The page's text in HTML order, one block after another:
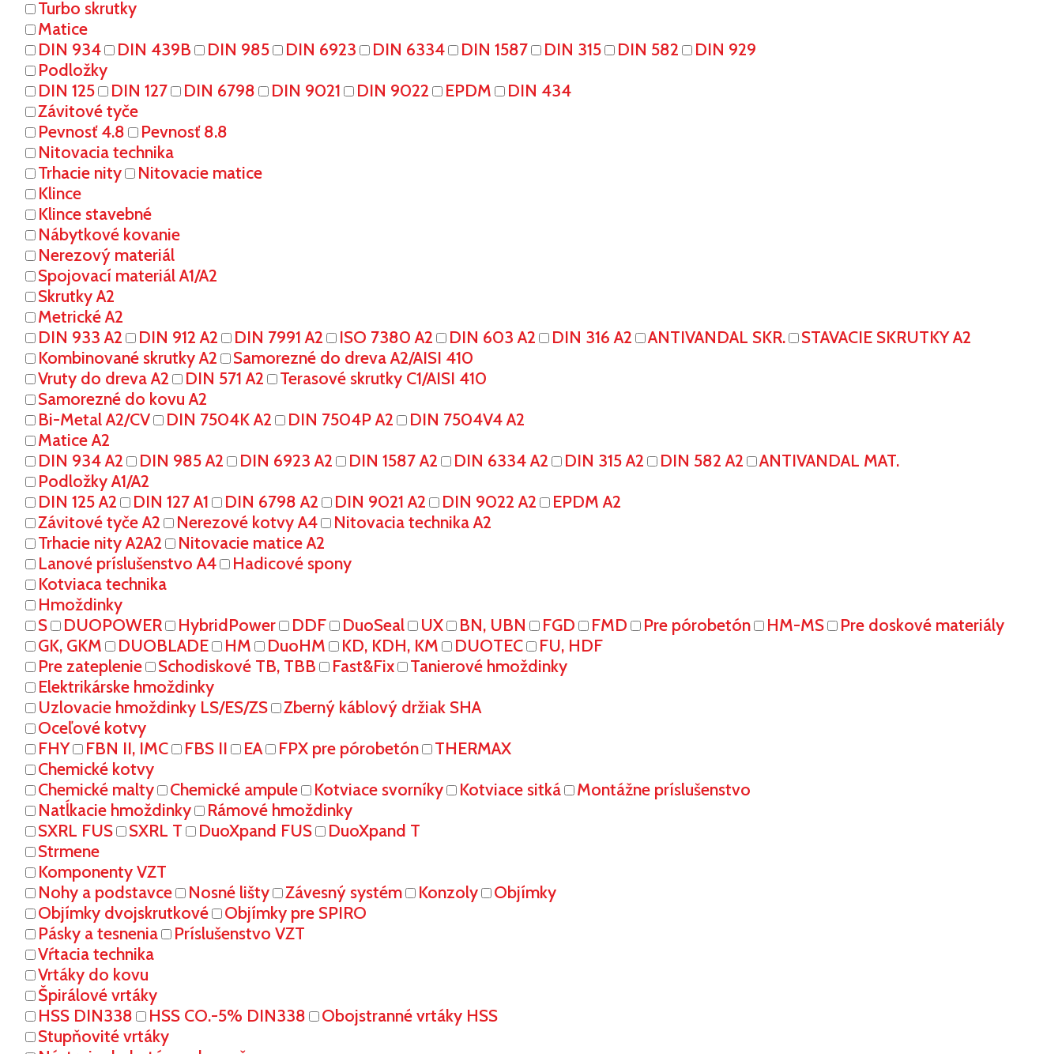
Turbo skrutky
Matice
DIN 934
DIN 439B DIN 985 DIN 6923 DIN 6334 DIN 1587 DIN 315 DIN 582
DIN 929
Podložky
DIN 125
DIN 127 DIN 6798 DIN 9021 DIN 9022 EPDM
DIN 434
Závitové tyče
Pevnosť 4.8
Pevnosť 8.8
Nitovacia technika
Trhacie nity
Nitovacie matice
Klince
Klince stavebné
Nábytkové kovanie
Nerezový materiál
Spojovací materiál A1/A2
Skrutky A2
Metrické A2
DIN 933 A2
DIN 912 A2 DIN 7991 A2 ISO 7380 A2 DIN 603 A2 DIN 316 A2 ANTIVANDAL SKR.
STAVACIE SKRUTKY A2
Kombinované skrutky A2
Samorezné do dreva A2/AISI 410
Vruty do dreva A2
DIN 571 A2
Terasové skrutky C1/AISI 410
Samorezné do kovu A2
Bi-Metal A2/CV
DIN 7504K A2 DIN 7504P A2
DIN 7504V4 A2
Matice A2
DIN 934 A2
DIN 985 A2 DIN 6923 A2 DIN 1587 A2 DIN 6334 A2 DIN 315 A2 DIN 582 A2
ANTIVANDAL MAT.
Podložky A1/A2
DIN 125 A2
DIN 127 A1 DIN 6798 A2 DIN 9021 A2 DIN 9022 A2
EPDM A2
Závitové tyče A2
Nerezové kotvy A4
Nitovacia technika A2
Trhacie nity A2A2
Nitovacie matice A2
Lanové príslušenstvo A4
Hadicové spony
Kotviaca technika
Hmoždinky
S
DUOPOWER HybridPower DDF DuoSeal UX BN, UBN FGD FMD Pre pórobetón HM-MS
Pre doskové materiály
GK, GKM
DUOBLADE HM DuoHM KD, KDH, KM DUOTEC
FU, HDF
Pre zateplenie
Schodiskové TB, TBB Fast&Fix
Tanierové hmoždinky
Elektrikárske hmoždinky
Uzlovacie hmoždinky LS/ES/ZS
Zberný káblový držiak SHA
Oceľové kotvy
FHY
FBN II, IMC FBS II EA FPX pre pórobetón
THERMAX
Chemické kotvy
Chemické malty
Chemické ampule Kotviace svorníky Kotviace sitká
Montážne príslušenstvo
Natĺkacie hmoždinky
Rámové hmoždinky
SXRL FUS
SXRL T DuoXpand FUS
DuoXpand T
Strmene
Komponenty VZT
Nohy a podstavce
Nosné lišty Závesný systém Konzoly
Objímky
Objímky dvojskrutkové
Objímky pre SPIRO
Pásky a tesnenia
Príslušenstvo VZT
Vŕtacia technika
Vrtáky do kovu
Špirálové vrtáky
HSS DIN338
HSS CO.-5% DIN338
Obojstranné vrtáky HSS
Stupňovité vrtáky